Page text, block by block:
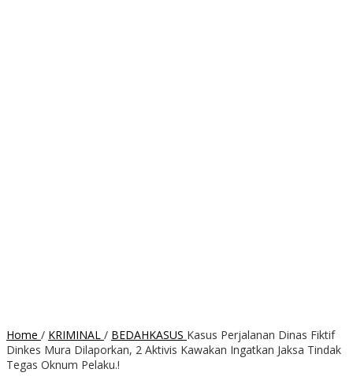
Home / KRIMINAL / BEDAHKASUS Kasus Perjalanan Dinas Fiktif
Dinkes Mura Dilaporkan, 2 Aktivis Kawakan Ingatkan Jaksa Tindak
Tegas Oknum Pelaku.!